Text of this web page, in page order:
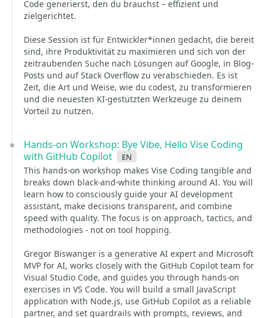
Code generierst, den du brauchst – effizient und
zielgerichtet.
Diese Session ist für Entwickler*innen gedacht, die bereit
sind, ihre Produktivität zu maximieren und sich von der
zeitraubenden Suche nach Lösungen auf Google, in Blog-
Posts und auf Stack Overflow zu verabschieden. Es ist
Zeit, die Art und Weise, wie du codest, zu transformieren
und die neuesten KI-gestützten Werkzeuge zu deinem
Vorteil zu nutzen.
Hands-on Workshop: Bye Vibe, Hello Vise Coding
with GitHub Copilot
en
This hands-on workshop makes Vise Coding tangible and
breaks down black-and-white thinking around AI. You will
learn how to consciously guide your AI development
assistant, make decisions transparent, and combine
speed with quality. The focus is on approach, tactics, and
methodologies - not on tool hopping.
Gregor Biswanger is a generative AI expert and Microsoft
MVP for AI, works closely with the GitHub Copilot team for
Visual Studio Code, and guides you through hands-on
exercises in VS Code. You will build a small JavaScript
application with Node.js, use GitHub Copilot as a reliable
partner, and set guardrails with prompts, reviews, and